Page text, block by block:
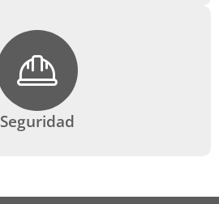
Seguridad